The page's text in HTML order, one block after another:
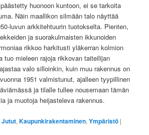
huonoon kuntoon, ei se tarkoita
Näin maallikon silmään talo näyttää
luvun arkkitehtuurin tuotokselta. Pienten,
ja suorakulmaisten ikkunoiden
rikkoo harkitusti yläkerran kolmion
tuo mieleen rajoja rikkovan taiteilijan
valo silloinkin, kuin muu rakennus on
1951 valmistunut, ajalleen tyypillinen
ja tilalle tullee nousemaan tämän
ja muotoja heijasteleva rakennus.
Jutut,Kaupunkirakentaminen,Ympäristö |